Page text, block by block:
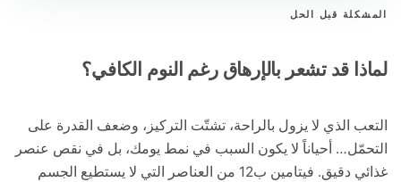
قبل الحل
قد تشعر بالإرهاق رغم النوم الكافي؟
الذي لا يزول بالراحة، تشتّت التركيز، وضعف القدرة على
أحياناً لا يكون السبب في نمط يومك، بل في نقص عنصر
غذائي دقيق. فيتامين ب12 من العناصر التي لا يستطيع الجسم